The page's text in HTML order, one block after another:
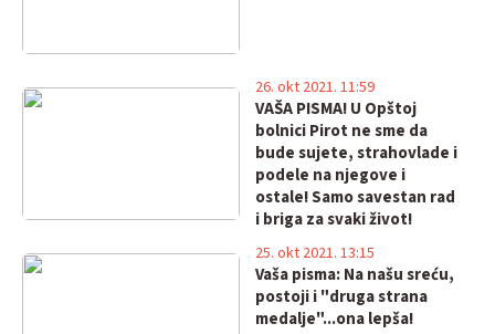
VAŠA PISMA! U Opštoj
bolnici Pirot ne sme da
bude sujete, strahovlade i
podele na njegove i
ostale! Samo savestan rad
i briga za svaki život!
26. okt 2021. 11:59
Vaša pisma: Na našu sreću,
postoji i "druga strana
medalje"...ona lepša!
25. okt 2021. 13:15